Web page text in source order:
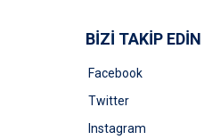
BİZİ TAKİP EDİN
Facebook
Twitter
Instagram